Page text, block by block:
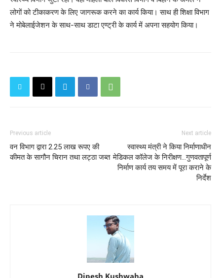
लोगों को टीकाकरण के लिए जागरूक करने का कार्य किया। साथ ही शिक्षा विभाग
ने मोबेलाईजेशन के साथ-साथ डाटा एण्ट्री के कार्य में अपना सहयोग किया।
Previous article
वन विभाग द्वारा 2.25 लाख रूपए की
कीमत के सागौन चिरान तथा लट्ठा जब्त
Next article
स्वास्थ्य मंत्री ने किया निर्माणाधीन
मेडिकल कॉलेज के निरीक्षण...गुणवतापूर्ण
निर्माण कार्य तय समय में पूरा कराने के
निर्देश